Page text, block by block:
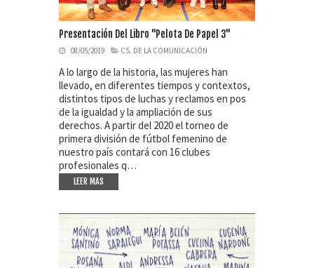
Presentación Del Libro "Pelota De Papel 3"
08/05/2019 CS. DE LA COMUNICACIÓN
A lo largo de la historia, las mujeres han
llevado, en diferentes tiempos y contextos,
distintos tipos de luchas y reclamos en pos
de la igualdad y la ampliación de sus
derechos. A partir del 2020 el torneo de
primera división de fútbol femenino de
nuestro país contará con 16 clubes
profesionales q…
LEER MAS